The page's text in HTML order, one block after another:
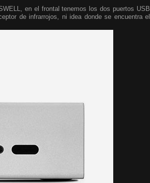
en el frontal tenemos los dos puertos USB
de infrarrojos, ni idea donde se encuentra el